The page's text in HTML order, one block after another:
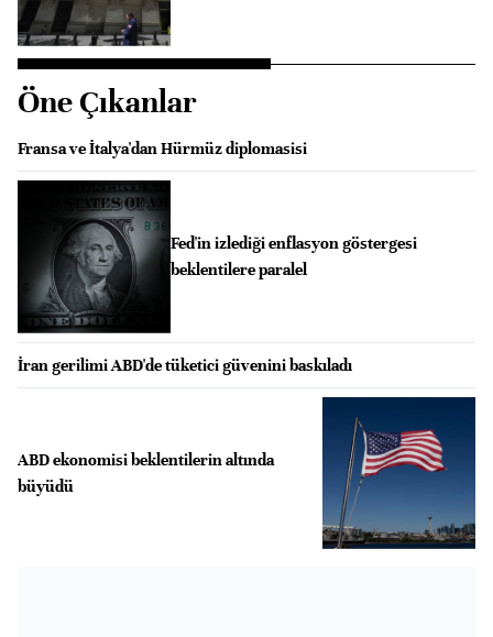
Öne Çıkanlar
Fransa ve İtalya'dan Hürmüz diplomasisi
Fed'in izlediği enflasyon göstergesi
beklentilere paralel
İran gerilimi ABD'de tüketici güvenini baskıladı
ABD ekonomisi beklentilerin altında
büyüdü